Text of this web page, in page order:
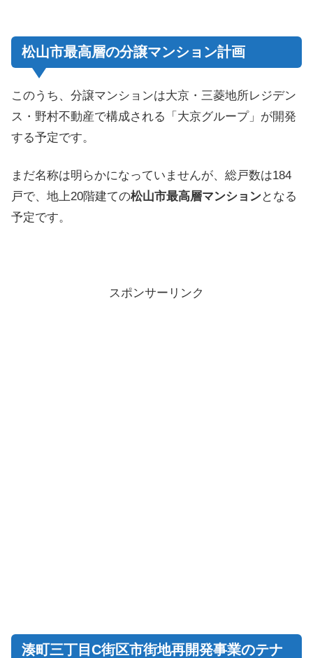
松山市最高層の分譲マンション計画
このうち、分譲マンションは大京・三菱地所レジデン
ス・野村不動産で構成される「大京グループ」が開発
する予定です。
まだ名称は明らかになっていませんが、総戸数は184
戸で、地上20階建ての松山市最高層マンションとなる
予定です。
スポンサーリンク
湊町三丁目C街区市街地再開発事業のテナ